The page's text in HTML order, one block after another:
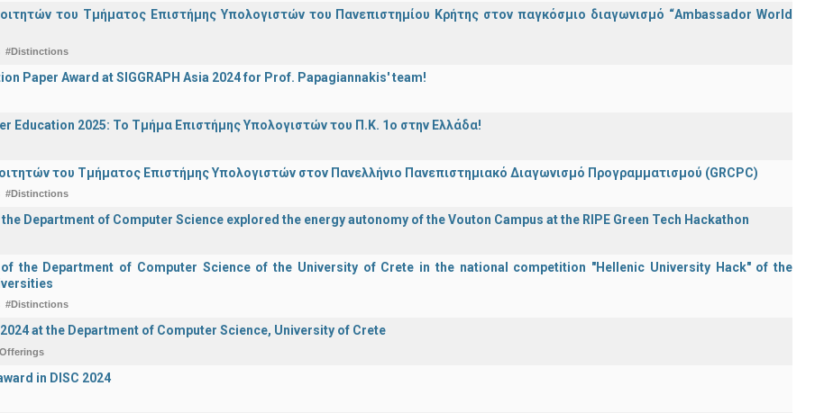
του Τμήματος Επιστήμης Υπολογιστών του Πανεπιστημίου Κρήτης στον παγκόσμιο διαγωνισμό “Ambassador World
#Distinctions
Paper Award at SIGGRAPH Asia 2024 for Prof. Papagiannakis' team!
Education 2025: Το Τμήμα Επιστήμης Υπολογιστών του Π.Κ. 1ο στην Ελλάδα!
του Τμήματος Επιστήμης Υπολογιστών στον Πανελλήνιο Πανεπιστημιακό Διαγωνισμό Προγραμματισμού (GRCPC)
#Distinctions
Department of Computer Science explored the energy autonomy of the Vouton Campus at the RIPE Green Tech Hackathon
the Department of Computer Science of the University of Crete in the national competition "Hellenic University Hack" of the
#Distinctions
at the Department of Computer Science, University of Crete
in DISC 2024